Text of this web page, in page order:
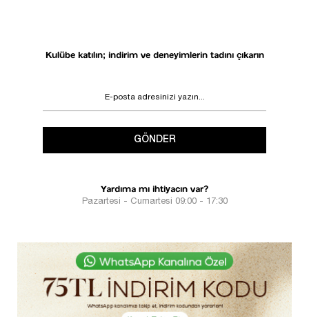
Kulübe katılın; indirim ve deneyimlerin tadını çıkarın
GÖNDER
Yardıma mı ihtiyacın var?
Pazartesi - Cumartesi 09:00 - 17:30